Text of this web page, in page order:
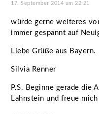
17. September 2014 um 22:21
würde gerne weiteres
immer gespannt auf
Liebe Grüße aus Bayern.
Silvia Renner
P.S. Beginne gerade die
Lahnstein und freue